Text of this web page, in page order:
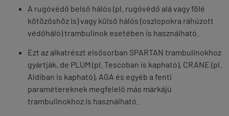
A rugóvédő belső hálós (pl. rugóvédő alá vagy fölé
kötözőshöz is) vagy külső hálós (oszlopokra ráhúzott
védőháló) trambulinok esetében is használható.
Ezt az alkatrészt elsősorban SPARTAN trambulinokhoz
gyártják, de PLUM (pl. Tescoban is kapható), CRANE (pl.
Aldiban is kapható), AGA és egyéb a fenti
paramétereknek megfelelő más márkájú
trambulinokhoz is használható.